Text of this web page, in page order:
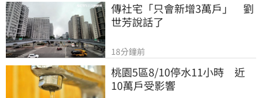
傳社宅「只會新增3萬戶」　劉
世芳說話了
18分鐘前
桃園5區8/10停水11小時　近
10萬戶受影響